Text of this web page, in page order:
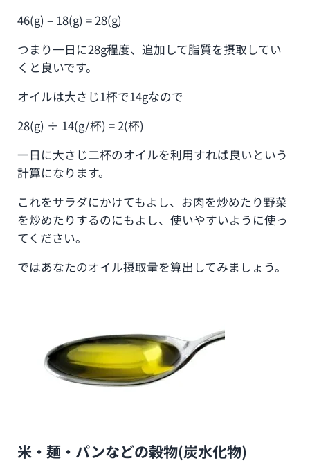
46(g) – 18(g) = 28(g)
つまり一日に28g程度、追加して脂質を摂取してい
くと良いです。
オイルは大さじ1杯で14gなので
28(g) ÷ 14(g/杯) = 2(杯)
一日に大さじ二杯のオイルを利用すれば良いという
計算になります。
これをサラダにかけてもよし、お肉を炒めたり野菜
を炒めたりするのにもよし、使いやすいように使っ
てください。
ではあなたのオイル摂取量を算出してみましょう。
米・麺・パンなどの穀物(炭水化物)